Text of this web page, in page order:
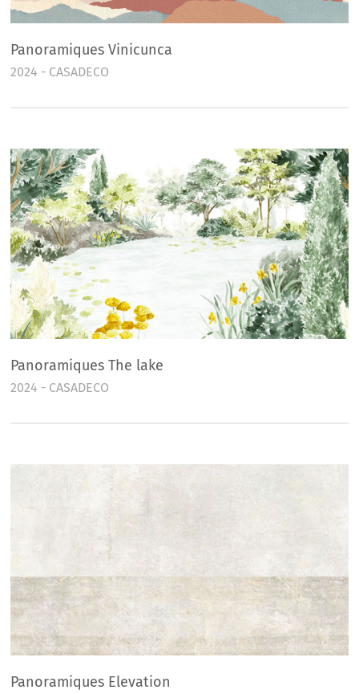
Panoramiques Vinicunca
2024 - CASADECO
Panoramiques The lake
2024 - CASADECO
Panoramiques Elevation